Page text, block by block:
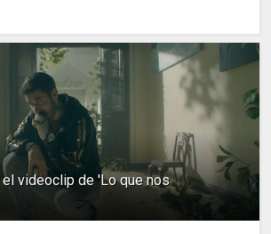
videoclip de 'Lo que nos